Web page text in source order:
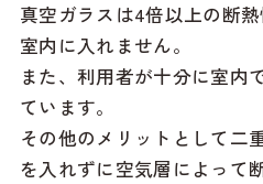
真空ガラスは4倍以上の断
室内に入れません。
また、利用者が十分に室内
ています。
その他のメリットとして二
を入れずに空気層によって